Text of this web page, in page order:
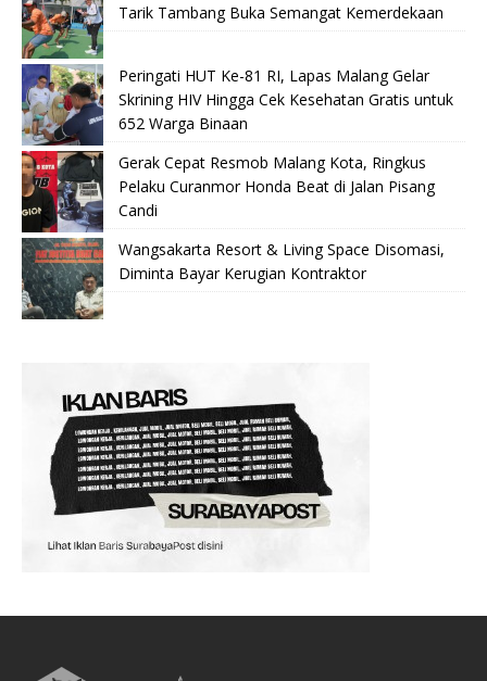
Tarik Tambang Buka Semangat Kemerdekaan
Peringati HUT Ke-81 RI, Lapas Malang Gelar
Skrining HIV Hingga Cek Kesehatan Gratis untuk
652 Warga Binaan
Gerak Cepat Resmob Malang Kota, Ringkus
Pelaku Curanmor Honda Beat di Jalan Pisang
Candi
Wangsakarta Resort & Living Space Disomasi,
Diminta Bayar Kerugian Kontraktor